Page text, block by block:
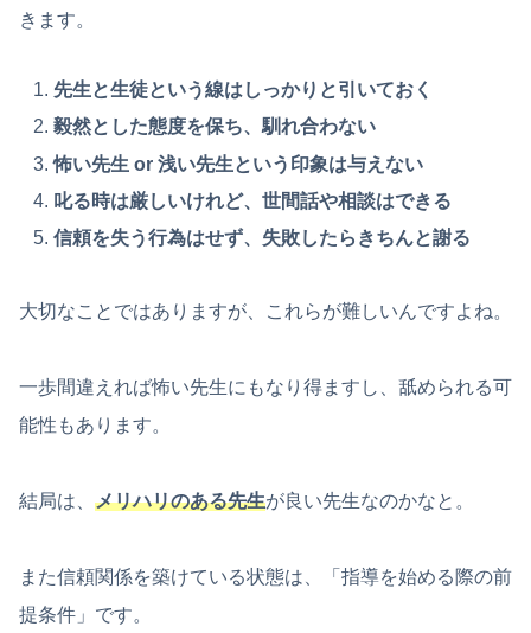
きます。
先生と生徒という線はしっかりと引いておく
毅然とした態度を保ち、馴れ合わない
怖い先生 or 浅い先生という印象は与えない
叱る時は厳しいけれど、世間話や相談はできる
信頼を失う行為はせず、失敗したらきちんと謝る
大切なことではありますが、これらが難しいんですよね。
一歩間違えれば怖い先生にもなり得ますし、舐められる可
能性もあります。
結局は、 メリハリのある先生が良い先生なのかなと。
また信頼関係を築けている状態は、「指導を始める際の前
提条件」です。